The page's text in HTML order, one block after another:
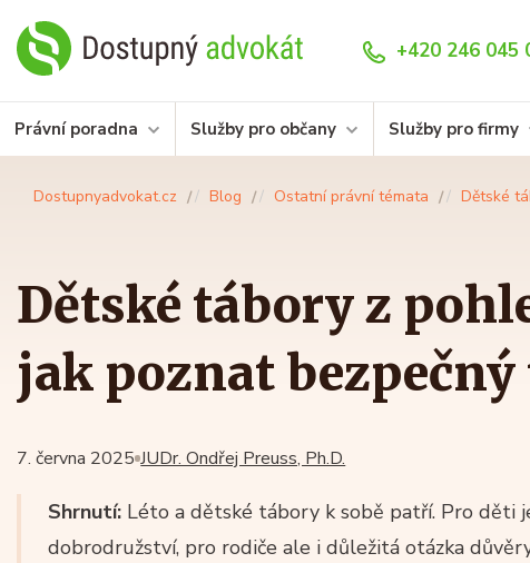
+420 246 045
Právní poradna Služby pro občany Služby pro firmy
Dostupnyadvokat.cz Blog Ostatní právní témata Dětské
Dětské tábory z
jak poznat
JUDr. Ondřej Preuss, Ph.D.
7. června 2025
Shrnutí: Léto a dětské tábory k sobě patří. Pro děti
dobrodružství, pro rodiče ale i důležitá otázka